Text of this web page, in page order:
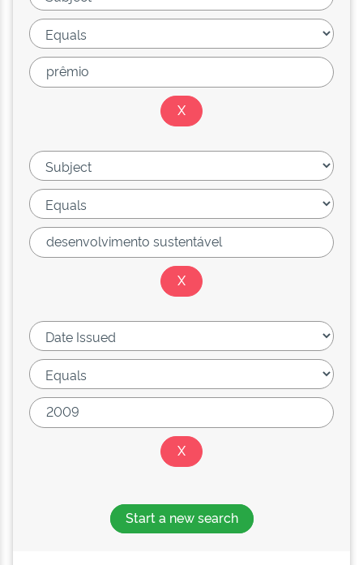
Start a new search